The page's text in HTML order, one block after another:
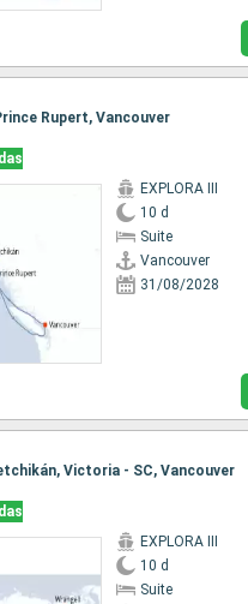
Rupert, Vancouver
EXPLORA III
10 d
Suite
Vancouver
31/08/2028
Victoria - SC, Vancouver
EXPLORA III
10 d
Suite